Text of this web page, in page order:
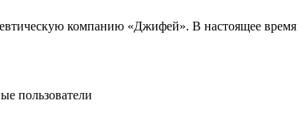
компанию «Джифей». В настоящее
пользователи